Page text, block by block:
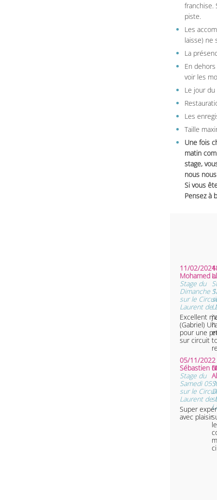
franchise.
piste.
Les
laisse) ne
La
En
voir les
Le jour
Les
Taille
Une fois
matin
stage,
nous
Si vous
Pensez à
11/02/
Mohamed
Stage du
Dimanche
sur le
Laurent de
Excellent
(Gabriel) Un vrai plaisir
pour une
sur circuit
05/11/2022
Sébastien
Stage du
Samedi 05
sur le
Laurent de
Super
avec plaisir